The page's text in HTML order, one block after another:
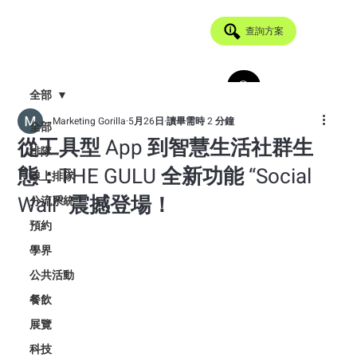
查詢方案
全部
排隊
線上排隊
分流系統
預約
學界
公共活動
餐飲
展覽
科技
全部
從工具型 App 到智慧生活社群生
態：THE GULU 全新功能 “Social
Wall” 震撼登場！
Marketing Gorilla 5月26日 讀畢需時 2 分鐘